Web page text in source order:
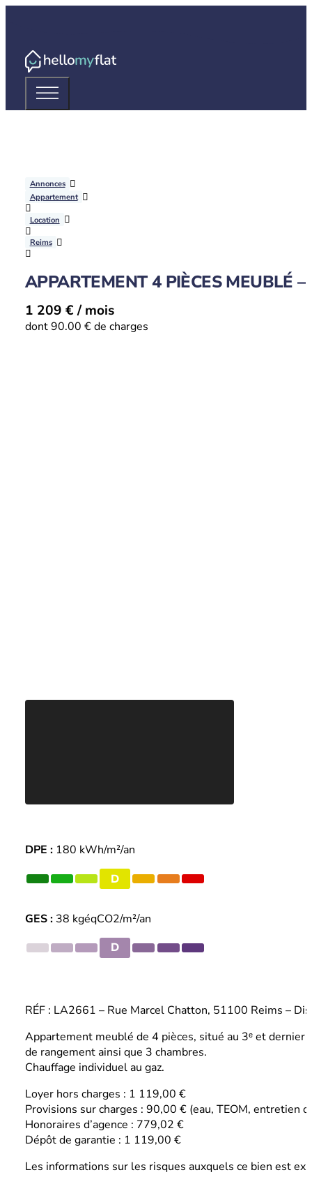
Annonces
Appartement
Location
Reims
APPARTEMENT 4 PIÈCES MEUBLÉ
1 209 € / mois
dont 90.00 € de charges
DPE : 180 kWh/m²/an
D
GES : 38 kgéqCO2/m²/an
D
RÉF : LA2661 – Rue Marcel Chatton, 51100 Reims –
Appartement meublé de 4 pièces, situé au 3ᵉ et dernier
de rangement ainsi que 3 chambres.
Chauffage individuel au gaz.
Loyer hors charges : 1 119,00 €
Provisions sur charges : 90,00 € (eau, TEOM, entretien
Honoraires d’agence : 779,02 €
Dépôt de garantie : 1 119,00 €
Les informations sur les risques auxquels ce bien est